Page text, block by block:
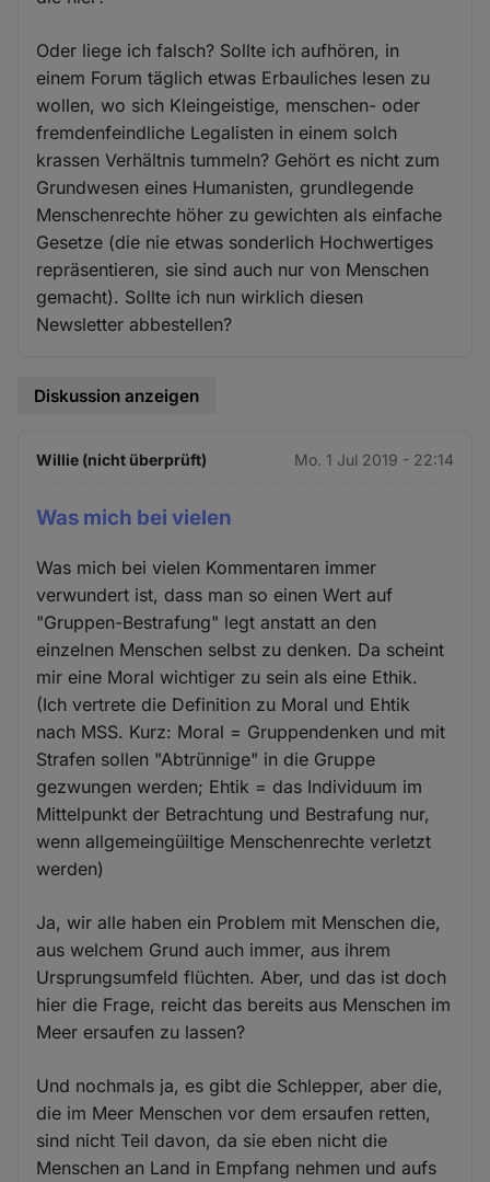
Oder liege ich falsch? Sollte ich aufhören, in
einem Forum täglich etwas Erbauliches lesen zu
wollen, wo sich Kleingeistige, menschen- oder
fremdenfeindliche Legalisten in einem solch
krassen Verhältnis tummeln? Gehört es nicht zum
Grundwesen eines Humanisten, grundlegende
Menschenrechte höher zu gewichten als einfache
Gesetze (die nie etwas sonderlich Hochwertiges
repräsentieren, sie sind auch nur von Menschen
gemacht). Sollte ich nun wirklich diesen
Newsletter abbestellen?
Diskussion anzeigen
Willie (nicht überprüft) Mo. 1 Jul 2019 - 22:14
Was mich bei vielen
Was mich bei vielen Kommentaren immer
verwundert ist, dass man so einen Wert auf
"Gruppen-Bestrafung" legt anstatt an den
einzelnen Menschen selbst zu denken. Da scheint
mir eine Moral wichtiger zu sein als eine Ethik.
(Ich vertrete die Definition zu Moral und Ehtik
nach MSS. Kurz: Moral = Gruppendenken und mit
Strafen sollen "Abtrünnige" in die Gruppe
gezwungen werden; Ehtik = das Individuum im
Mittelpunkt der Betrachtung und Bestrafung nur,
wenn allgemeingüiltige Menschenrechte verletzt
werden)
Ja, wir alle haben ein Problem mit Menschen die,
aus welchem Grund auch immer, aus ihrem
Ursprungsumfeld flüchten. Aber, und das ist doch
hier die Frage, reicht das bereits aus Menschen im
Meer ersaufen zu lassen?
Und nochmals ja, es gibt die Schlepper, aber die,
die im Meer Menschen vor dem ersaufen retten,
sind nicht Teil davon, da sie eben nicht die
Menschen an Land in Empfang nehmen und aufs